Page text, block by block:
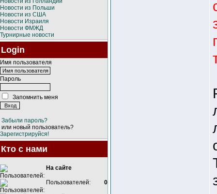
Новости из Польши
Новости из США
Новости Израиля
Новости ФМЖД
Турнирные новости
Login
Имя пользователя
Пароль
Запомнить меня
Забыли пароль?
или новый пользователь?
Зарегистрируйся!
Кто с нами
На сайте
Пользователей: 0